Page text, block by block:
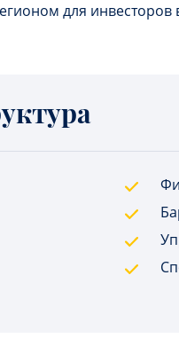
для инвесторов